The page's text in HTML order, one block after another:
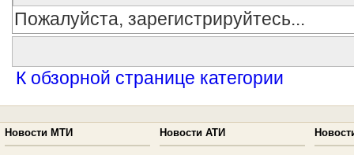
Пожалуйста, зарегистрируйтесь...
К обзорной странице категории
Новости МТИ Новости АТИ